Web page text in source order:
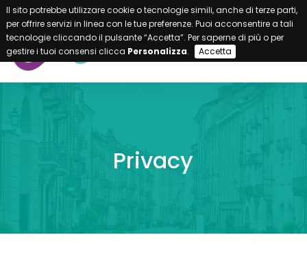
Privacy
Il sito potrebbe utilizzare cookie o tecnologie simili, anche di terze parti,
per offrire servizi in linea con le tue preferenze. Puoi acconsentire a tali
tecnologie cliccando il pulsante “Accetta”. Per saperne di più o per
gestire i tuoi consensi clicca Personalizza. Accetta